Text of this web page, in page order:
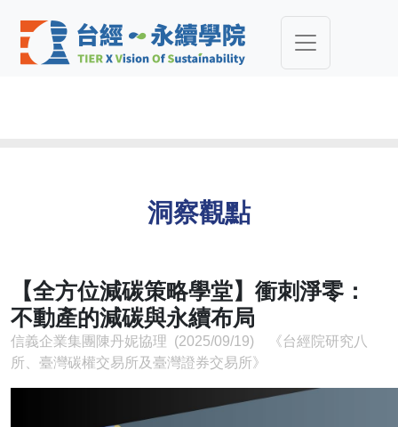
洞察觀點
【全方位減碳策略學堂】衝刺淨零：
不動產的減碳與永續布局
信義企業集團陳丹妮協理 (2025/09/19) 《台經院研究八
所、臺灣碳權交易所及臺灣證券交易所》